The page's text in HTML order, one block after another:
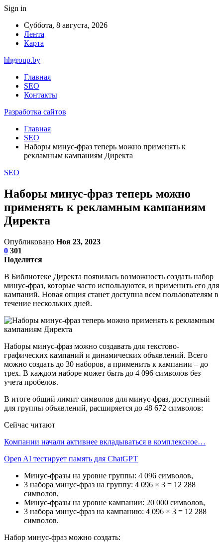
Sign in
Суббота, 8 августа, 2026
Лента
Карта
hhgroup.by
Главная
SEO
Контакты
Разработка сайтов
Главная
SEO
Наборы минус-фраз теперь можно применять к
рекламным кампаниям Директа
SEO
Наборы минус-фраз теперь можно
применять к рекламным кампаниям
Директа
Опубликовано Ноя 23, 2023
0 301
Поделится
В Библиотеке Директа появилась возможность создать набор
минус-фраз, которые часто используются, и применить его для
кампаний. Новая опция станет доступна всем пользователям в
течение нескольких дней.
Наборы минус-фраз можно создавать для текстово-
графических кампаний и динамических объявлений. Всего
можно создать до 30 наборов, а применить к кампании – до
трех. В каждом наборе может быть до 4 096 символов без
учета пробелов.
В итоге общий лимит символов для минус-фраз, доступный
для группы объявлений, расширяется до 48 672 символов:
Сейчас читают
Компании начали активнее вкладываться в комплексное…
Open AI тестирует память для ChatGPT
Минус-фразы на уровне группы: 4 096 символов,
3 набора минус-фраз на группу: 4 096 × 3 = 12 288
символов,
Минус-фразы на уровне кампании: 20 000 символов,
3 набора минус-фраз на кампанию: 4 096 × 3 = 12 288
символов.
Набор минус-фраз можно создать: